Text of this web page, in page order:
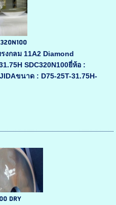
งกลม 11A2 Diamond
SDC320N100ยี่ห้อ :
ขนาด : D75-25T-31.75H-
DRY